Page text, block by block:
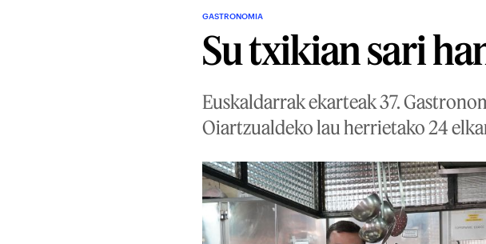
GASTRONOMIA
Su txikian sari
Euskaldarrak ekarteak 37.
Oiartzualdeko lau herrietako 24